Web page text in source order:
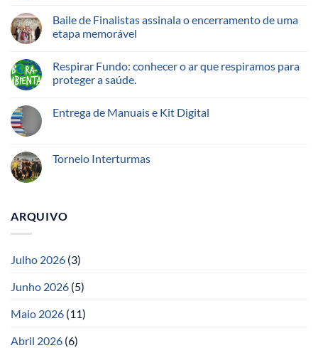
Baile de Finalistas assinala o encerramento de uma
etapa memorável
Respirar Fundo: conhecer o ar que respiramos para
proteger a saúde.
Entrega de Manuais e Kit Digital
Torneio Interturmas
ARQUIVO
Julho 2026 (3)
Junho 2026 (5)
Maio 2026 (11)
Abril 2026 (6)